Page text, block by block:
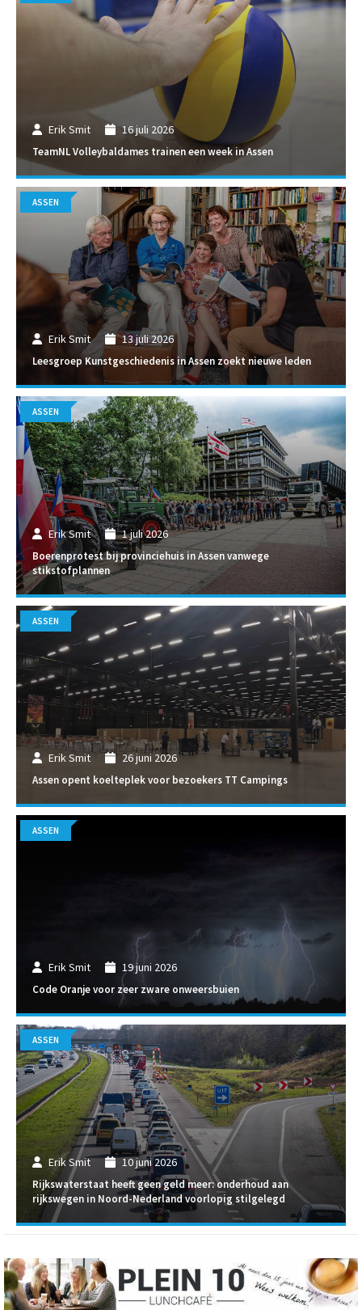
Erik Smit 16 juli 2026
TeamNL Volleybaldames trainen een week in Assen
Erik Smit 13 juli 2026
Leesgroep Kunstgeschiedenis in Assen zoekt nieuwe leden
ASSEN
Erik Smit 1 juli 2026
Boerenprotest bij provinciehuis in Assen vanwege
stikstofplannen
ASSEN
Erik Smit 26 juni 2026
Assen opent koelteplek voor bezoekers TT Campings
ASSEN
Erik Smit 19 juni 2026
Code Oranje voor zeer zware onweersbuien
ASSEN
Erik Smit 10 juni 2026
Rijkswaterstaat heeft geen geld meer: onderhoud aan
rijkswegen in Noord-Nederland voorlopig stilgelegd
ASSEN